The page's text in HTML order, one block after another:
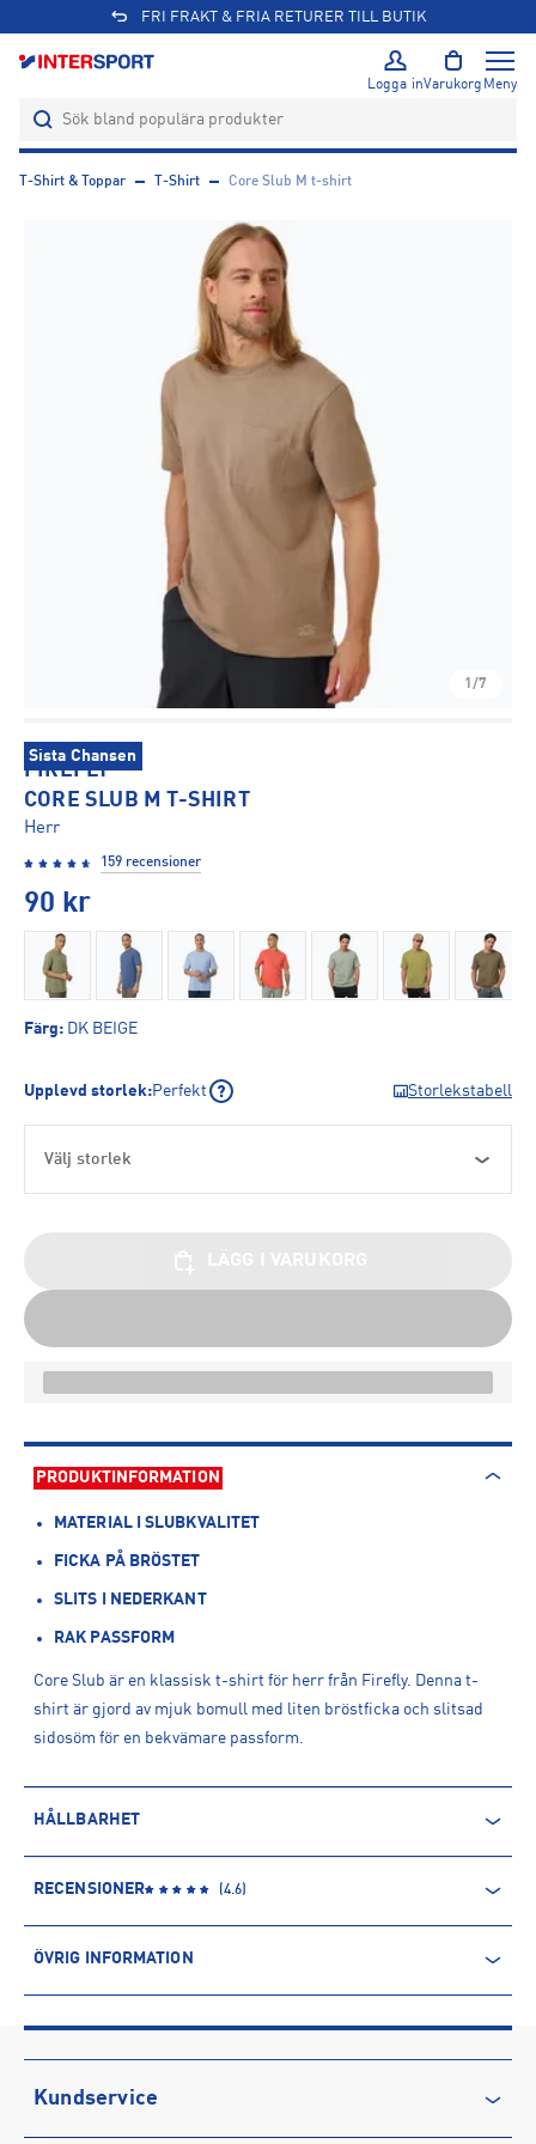
FRI FRAKT & FRIA RETURER TILL BUTIK
Logga inVarukorg Meny
T-Shirt & Toppar T-Shirt Core Slub M t-shirt
1/7
Sista Chansen
FIREFLY
CORE SLUB M T-SHIRT
Herr
159 recensioner
90 kr
Färg: DK BEIGE
Upplevd storlek:Perfekt Storlekstabell
Välj storlek
PRODUKTINFORMATION
MATERIAL I SLUBKVALITET
FICKA PÅ BRÖSTET
SLITS I NEDERKANT
RAK PASSFORM
Core Slub är en klassisk t-shirt för herr från Firefly. Denna t-
shirt är gjord av mjuk bomull med liten bröstficka och slitsad
sidosöm för en bekvämare passform.
HÅLLBARHET
kommer från ett massbalanssystem och är inte spårbart till
slutprodukt.Mer information gällande massbalans.
och ekologisk bomull.
RECENSIONER (4.6)
ÖVRIG INFORMATION
Produktnummer: 1587369
Leverantörens produktnummer: 1587369
Artikelnummer: 158736909-DK BEIGE
Kundservice